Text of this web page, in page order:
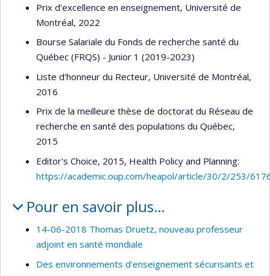
Prix d'excellence en enseignement, Université de
Montréal, 2022
Bourse Salariale du Fonds de recherche santé du
Québec (FRQS) - Junior 1 (2019-2023)
Liste d'honneur du Recteur, Université de Montréal,
2016
Prix de la meilleure thèse de doctorat du Réseau de
recherche en santé des populations du Québec,
2015
Editor's Choice, 2015, Health Policy and Planning:
https://academic.oup.com/heapol/article/30/2/253/
Pour en savoir plus…
14-06-2018 Thomas Druetz, nouveau professeur
adjoint en santé mondiale
Des environnements d’enseignement sécurisants et